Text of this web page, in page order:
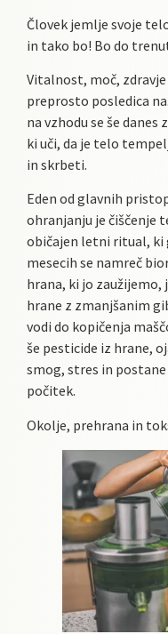
Človek jemlje svoje
in tako bo! Bo do
Vitalnost, moč,
preprosto posledica
na vzhodu se še
ki uči, da je telo
in skrbeti.
Eden od glavnih
ohranjanju je čiščenje
običajen letni ritual, ki
mesecih se namreč
hrana, ki jo zaužijemo,
hrane z zmanjšanim
vodi do kopičenja
še pesticide iz hrane,
smog, stres in
počitek.
Okolje, prehrana in